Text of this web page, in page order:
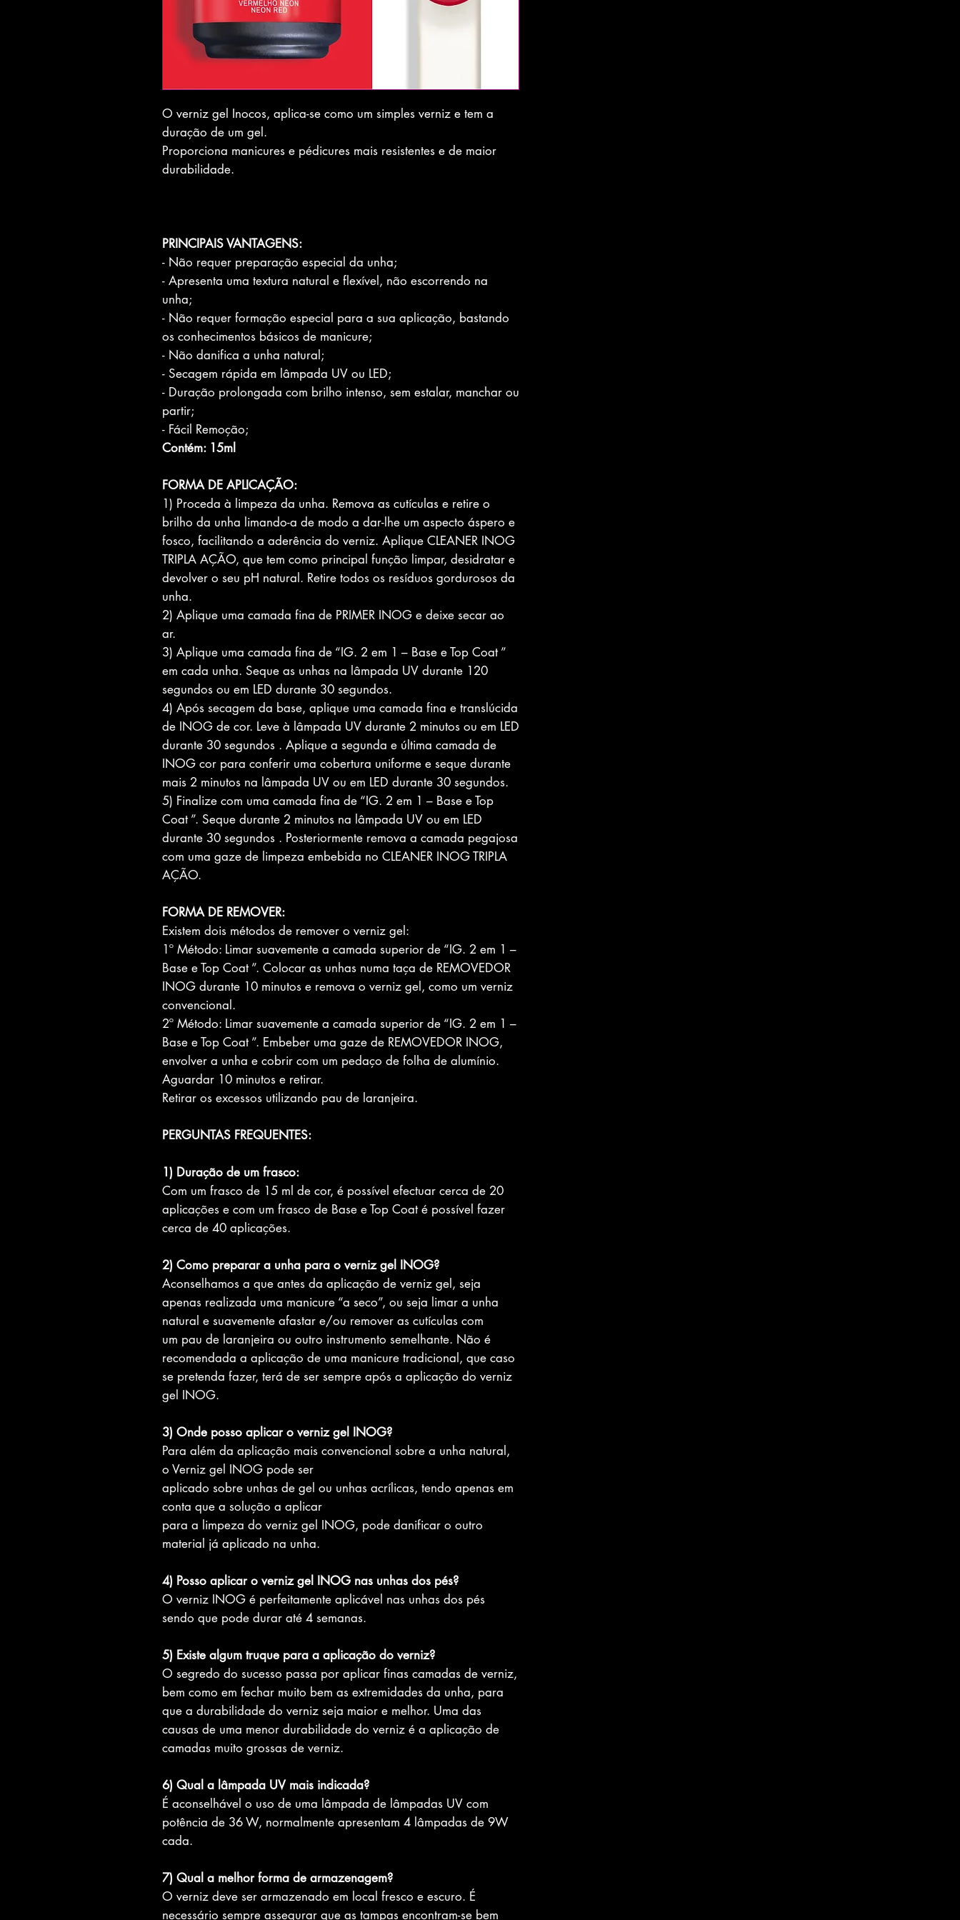
O verniz gel Inocos, aplica-se como um simples verniz e tem a
duração de um gel.
Proporciona manicures e pédicures mais resistentes e de maior
durabilidade.
PRINCIPAIS VANTAGENS:
- Não requer preparação especial da unha;
- Apresenta uma textura natural e flexível, não escorrendo na
unha;
- Não requer formação especial para a sua aplicação, bastando
os conhecimentos básicos de manicure;
- Não danifica a unha natural;
- Secagem rápida em lâmpada UV ou LED;
- Duração prolongada com brilho intenso, sem estalar, manchar ou
partir;
- Fácil Remoção;
Contém: 15ml
FORMA DE APLICAÇÃO:
1) Proceda à limpeza da unha. Remova as cutículas e retire o
brilho da unha limando-a de modo a dar-lhe um aspecto áspero e
fosco, facilitando a aderência do verniz. Aplique CLEANER INOG
TRIPLA AÇÃO, que tem como principal função limpar, desidratar e
devolver o seu pH natural. Retire todos os resíduos gordurosos da
unha.
2) Aplique uma camada fina de PRIMER INOG e deixe secar ao
ar.
3) Aplique uma camada fina de “IG. 2 em 1 – Base e Top Coat ”
em cada unha. Seque as unhas na lâmpada UV durante 120
segundos ou em LED durante 30 segundos.
4) Após secagem da base, aplique uma camada fina e translúcida
de INOG de cor. Leve à lâmpada UV durante 2 minutos ou em LED
durante 30 segundos . Aplique a segunda e última camada de
INOG cor para conferir uma cobertura uniforme e seque durante
mais 2 minutos na lâmpada UV ou em LED durante 30 segundos.
5) Finalize com uma camada fina de “IG. 2 em 1 – Base e Top
Coat ”. Seque durante 2 minutos na lâmpada UV ou em LED
durante 30 segundos . Posteriormente remova a camada pegajosa
com uma gaze de limpeza embebida no CLEANER INOG TRIPLA
AÇÃO.
FORMA DE REMOVER:
Existem dois métodos de remover o verniz gel:
1º Método: Limar suavemente a camada superior de “IG. 2 em 1 –
Base e Top Coat ”. Colocar as unhas numa taça de REMOVEDOR
INOG durante 10 minutos e remova o verniz gel, como um verniz
convencional.
2º Método: Limar suavemente a camada superior de “IG. 2 em 1 –
Base e Top Coat ”. Embeber uma gaze de REMOVEDOR INOG,
envolver a unha e cobrir com um pedaço de folha de alumínio.
Aguardar 10 minutos e retirar.
Retirar os excessos utilizando pau de laranjeira.
PERGUNTAS FREQUENTES:
1) Duração de um frasco:
Com um frasco de 15 ml de cor, é possível efectuar cerca de 20
aplicações e com um frasco de Base e Top Coat é possível fazer
cerca de 40 aplicações.
2) Como preparar a unha para o verniz gel INOG?
Aconselhamos a que antes da aplicação de verniz gel, seja
apenas realizada uma manicure “a seco”, ou seja limar a unha
natural e suavemente afastar e/ou remover as cutículas com
um pau de laranjeira ou outro instrumento semelhante. Não é
recomendada a aplicação de uma manicure tradicional, que caso
se pretenda fazer, terá de ser sempre após a aplicação do verniz
gel INOG.
3) Onde posso aplicar o verniz gel INOG?
Para além da aplicação mais convencional sobre a unha natural,
o Verniz gel INOG pode ser
aplicado sobre unhas de gel ou unhas acrílicas, tendo apenas em
conta que a solução a aplicar
para a limpeza do verniz gel INOG, pode danificar o outro
material já aplicado na unha.
4) Posso aplicar o verniz gel INOG nas unhas dos pés?
O verniz INOG é perfeitamente aplicável nas unhas dos pés
sendo que pode durar até 4 semanas.
5) Existe algum truque para a aplicação do verniz?
O segredo do sucesso passa por aplicar finas camadas de verniz,
bem como em fechar muito bem as extremidades da unha, para
que a durabilidade do verniz seja maior e melhor. Uma das
causas de uma menor durabilidade do verniz é a aplicação de
camadas muito grossas de verniz.
6) Qual a lâmpada UV mais indicada?
É aconselhável o uso de uma lâmpada de lâmpadas UV com
potência de 36 W, normalmente apresentam 4 lâmpadas de 9W
cada.
7) Qual a melhor forma de armazenagem?
O verniz deve ser armazenado em local fresco e escuro. É
necessário sempre assegurar que as tampas encontram-se bem